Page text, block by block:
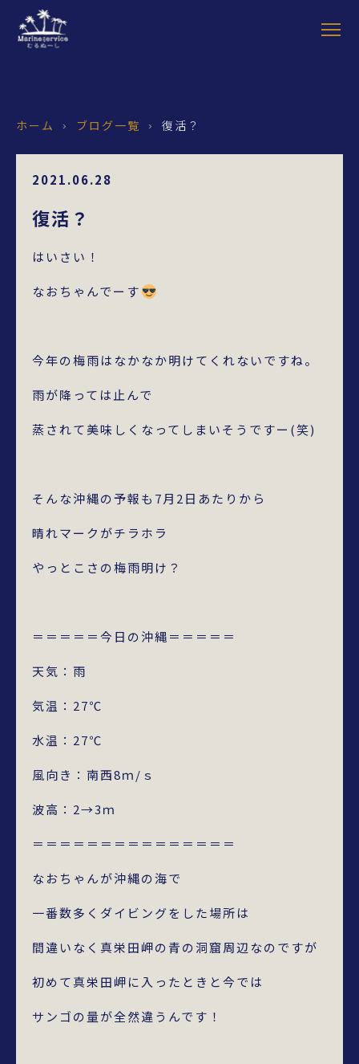
ホーム › ブログ一覧 › 復活？
2021.06.28
復活？
はいさい！
なおちゃんでーす
今年の梅雨はなかなか明けてくれないですね。
雨が降っては止んで
蒸されて美味しくなってしまいそうですー(笑)
そんな沖縄の予報も7月2日あたりから
晴れマークがチラホラ
やっとこさの梅雨明け？
＝＝＝＝＝今日の沖縄＝＝＝＝＝
天気：雨
気温：27℃
水温：27℃
風向き：南西8ｍ/ｓ
波高：2→3ｍ
＝＝＝＝＝＝＝＝＝＝＝＝＝＝＝
なおちゃんが沖縄の海で
一番数多くダイビングをした場所は
間違いなく真栄田岬の青の洞窟周辺なのですが
初めて真栄田岬に入ったときと今では
サンゴの量が全然違うんです！